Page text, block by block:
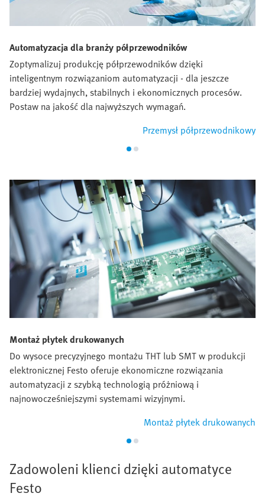
Automatyzacja dla branży półprzewodników
Zoptymalizuj produkcję półprzewodników dzięki
inteligentnym rozwiązaniom automatyzacji - dla jeszcze
bardziej wydajnych, stabilnych i ekonomicznych procesów.
Postaw na jakość dla najwyższych wymagań.
Przemysł półprzewodnikowy
Montaż płytek drukowanych
Do wysoce precyzyjnego montażu THT lub SMT w produkcji
elektronicznej Festo oferuje ekonomiczne rozwiązania
automatyzacji z szybką technologią próżniową i
najnowocześniejszymi systemami wizyjnymi.
Montaż płytek drukowanych
Zadowoleni klienci dzięki automatyce
Festo